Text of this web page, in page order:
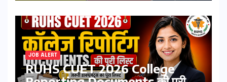
Download Process
JOB ALERT
RUHS CUET 2026 College